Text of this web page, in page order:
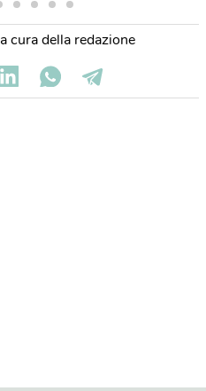
a cura della redazione